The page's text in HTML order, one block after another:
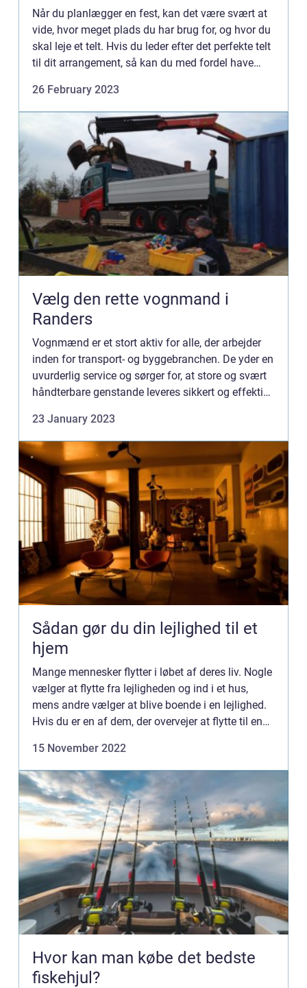
Når du planlægger en fest, kan det være svært at
vide, hvor meget plads du har brug for, og hvor du
skal leje et telt. Hvis du leder efter det perfekte telt
til dit arrangement, så kan du med fordel have
26 February 2023
Vælg den rette vognmand i
Randers
Vognmænd er et stort aktiv for alle, der arbejder
inden for transport- og byggebranchen. De yder en
uvurderlig service og sørger for, at store og svært
håndterbare genstande leveres sikkert og effektivt
23 January 2023
Sådan gør du din lejlighed til et
hjem
Mange mennesker flytter i løbet af deres liv. Nogle
vælger at flytte fra lejligheden og ind i et hus,
mens andre vælger at blive boende i en lejlighed.
Hvis du er en af dem, der overvejer at flytte til en
15 November 2022
Hvor kan man købe det bedste
fiskehjul?